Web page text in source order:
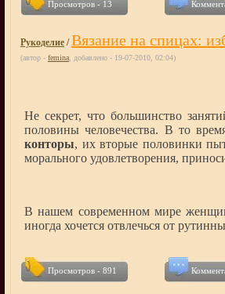
Просмотров - 13
Рукоделие /Вязание на спицах:
(автор - femina , добавлено - 19-07-2010, 02:04)
Не секрет, что большинство
половины человечества. В то
конторы, их вторые половинки
морального удовлетворения,
В нашем современном мире
иногда хочется отвлечься от
Просмотров - 891